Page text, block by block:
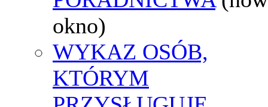
okno)
WYKAZ OSÓB,
KTÓRYM